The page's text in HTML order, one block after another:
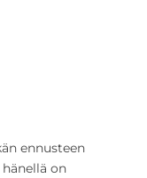
ennusteen
on